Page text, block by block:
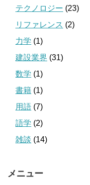
テクノロジー (23)
リファレンス (2)
力学 (1)
建設業界 (31)
数学 (1)
書籍 (1)
用語 (7)
語学 (2)
雑談 (14)
メニュー